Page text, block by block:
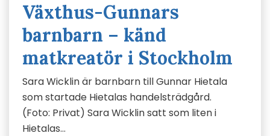
Växthus-Gunnars
barnbarn – känd
matkreatör i Stockholm
Sara Wicklin är barnbarn till Gunnar Hietala
som startade Hietalas handelsträdgård.
(Foto: Privat) Sara Wicklin satt som liten i
Hietalas…